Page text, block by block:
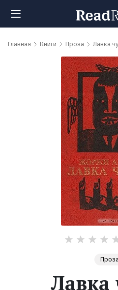
Поиск
обсуждаемые
Главная Книги Проза Лавка
Лавка